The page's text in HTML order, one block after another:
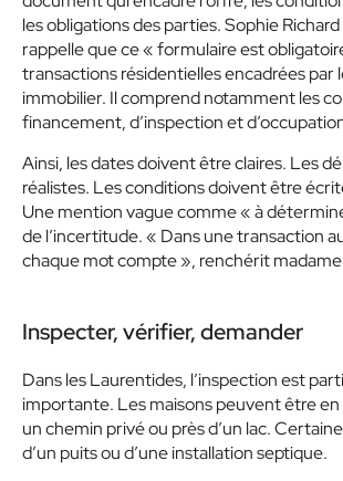
les obligations des parties. Sophie Richard
rappelle que ce « formulaire est
transactions résidentielles encadrées par
immobilier. Il comprend notamment les
financement, d’inspection et
Ainsi, les dates doivent être claires. Les
réalistes. Les conditions doivent être
Une mention vague comme « à
de l’incertitude. « Dans une transaction
chaque mot compte », renchérit madame
Inspecter, vérifier, demander
Dans les Laurentides, l’inspection est
importante. Les maisons peuvent être
un chemin privé ou près d’un lac.
d’un puits ou d’une installation septique.